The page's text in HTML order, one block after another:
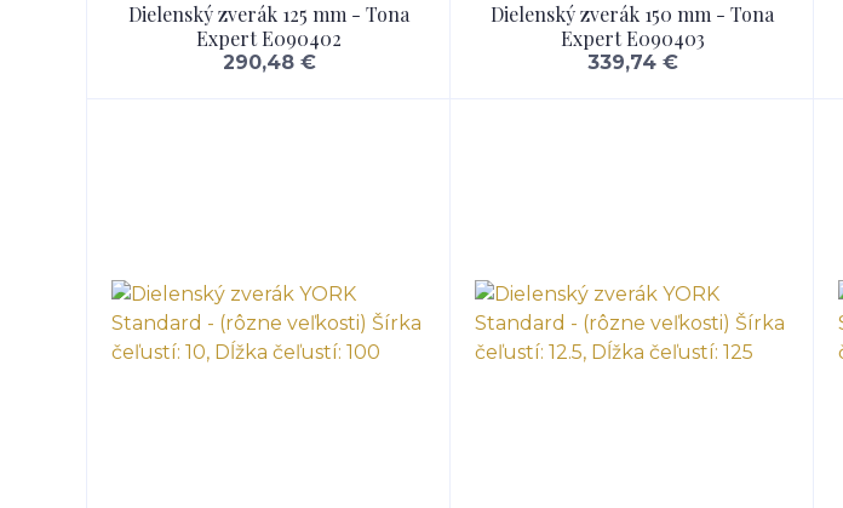
Dielenský zverák 125 mm - Tona
Expert E090402
290,48 €
Dielenský zverák 150 mm - Tona
Expert E090403
339,74 €